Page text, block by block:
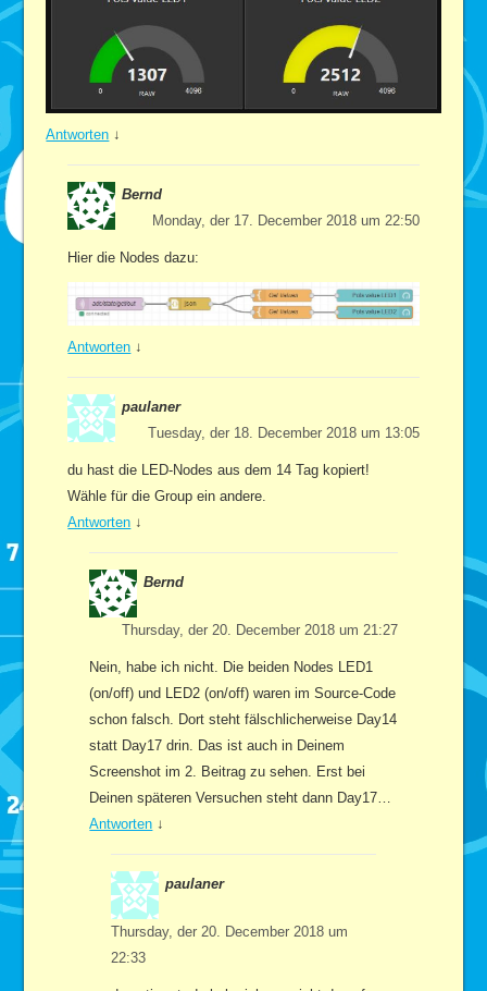
Antworten ↓
Bernd
Monday, der 17. December 2018 um 22:50
Hier die Nodes dazu:
Antworten ↓
paulaner
Tuesday, der 18. December 2018 um 13:05
du hast die LED-Nodes aus dem 14 Tag kopiert!
Wähle für die Group ein andere.
Antworten ↓
Bernd
Thursday, der 20. December 2018 um 21:27
Nein, habe ich nicht. Die beiden Nodes LED1
(on/off) und LED2 (on/off) waren im Source-Code
schon falsch. Dort steht fälschlicherweise Day14
statt Day17 drin. Das ist auch in Deinem
Screenshot im 2. Beitrag zu sehen. Erst bei
Deinen späteren Versuchen steht dann Day17…
Antworten ↓
paulaner
Thursday, der 20. December 2018 um
22:33